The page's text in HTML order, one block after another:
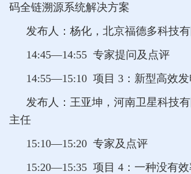
码全链溯源系统解决方案
发布人：杨化，北京福德多科技
14:45—14:55 专家提问及点评
14:55—15:10 项目 3：新型高效
发布人：王亚坤，河南卫星科技
主任
15:10—15:20 专家及点评
15:20—15:35 项目 4：一种没有